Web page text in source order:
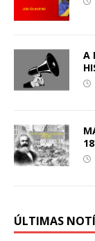
A
ÚLTIMAS